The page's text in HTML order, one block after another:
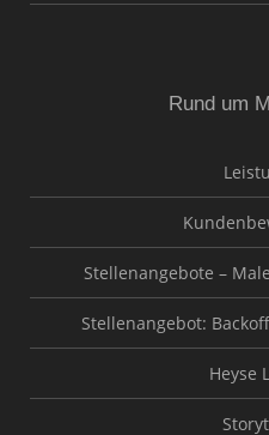
Rund um
Stellenangebote –
Stellenangebot:
Heyse